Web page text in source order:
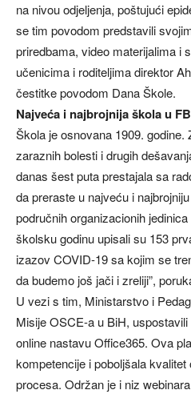
na nivou odjeljenja, poštujući
se tim povodom predstavili
priredbama, video materijalima i
učenicima i roditeljima direktor
čestitke povodom Dana Škole.
Najveća i najbrojnija škola u
Škola je osnovana 1909. godine.
zaraznih bolesti i drugih
danas šest puta prestajala sa
da preraste u najveću i
područnih organizacionih
školsku godinu upisali su 153
izazov COVID-19 sa kojim se
da budemo još jači i zreliji”,
U vezi s tim, Ministarstvo i
Misije OSCE-a u BiH,
online nastavu Office365. Ova
kompetencije i poboljšala
procesa. Održan je i niz